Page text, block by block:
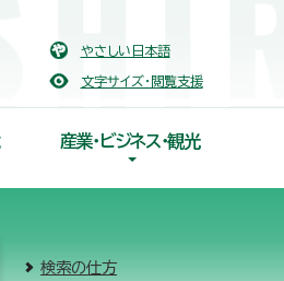
やさしい日本語
文字サイズ・閲覧支援
産業・ビジネス・観光
検索の仕方